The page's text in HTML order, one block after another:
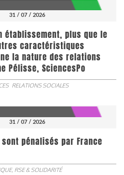
31 / 07 / 2026
établissement, plus que le
caractéristiques
la nature des relations
Pélisse, SciencesPo
RELATIONS SOCIALES
31 / 07 / 2026
pénalisés par France
RSE & SOLIDARITÉ